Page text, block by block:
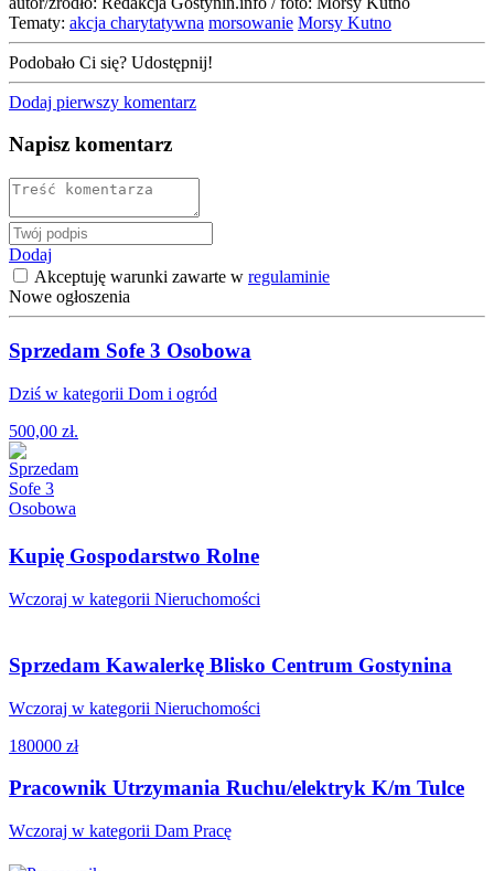
Tematy: akcja charytatywna morsowanie Morsy Kutno
Podobało Ci się? Udostępnij!
Dodaj pierwszy komentarz
Napisz komentarz
Dodaj
Akceptuję warunki zawarte w regulaminie
Nowe ogłoszenia
Sprzedam Sofe 3 Osobowa
Dziś w kategorii Dom i ogród
500,00 zł.
Kupię Gospodarstwo Rolne
Wczoraj w kategorii Nieruchomości
Sprzedam Kawalerkę Blisko Centrum Gostynina
Wczoraj w kategorii Nieruchomości
180000 zł
Pracownik Utrzymania Ruchu/elektryk K/m Tulce
Wczoraj w kategorii Dam Pracę